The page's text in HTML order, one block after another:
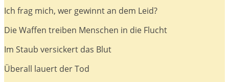
Ich frag mich, wer gewinnt an dem Leid?
Die Waffen treiben Menschen in die Flucht
Im Staub versickert das Blut
Überall lauert der Tod